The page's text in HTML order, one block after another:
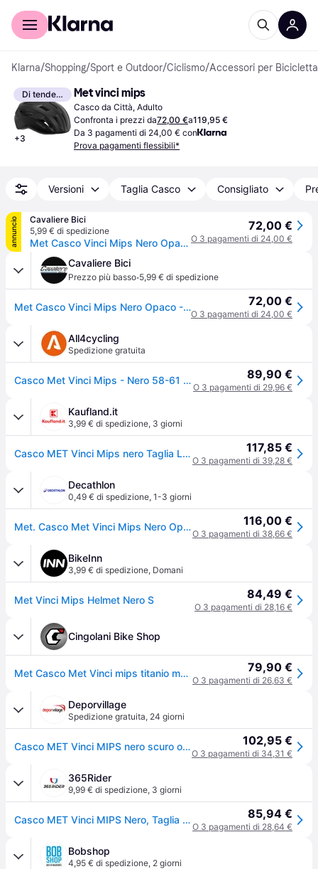
Per il tuo shopping
Klarna/Shopping/Sport e Outdoor/Ciclismo/Accessori per Bicicletta
Di tendenza
+3
Met vinci mips
Casco da Città, Adulto
Confronta i prezzi da72,00 €a119,95 €
Da 3 pagamenti di 24,00 € con
Prova pagamenti flessibili*
Versioni Taglia Casco Consigliato
annuncio
Cavaliere Bici
5,99 € di spedizione
Met Casco Vinci Mips Nero Opaco - S
72,00 €
O 3 pagamenti di 24,00 €
Cavaliere Bici
Prezzo più basso·5,99 € di spedizione
Met Casco Vinci Mips Nero Opaco - S 72,00 €
O 3 pagamenti di 24,00 €
All4cycling
Spedizione gratuita
Casco Met Vinci Mips - Nero 58-61 / Nero 89,90 €
O 3 pagamenti di 29,96 €
Kaufland.it
3,99 € di spedizione, 3 giorni
Casco MET Vinci Mips nero Taglia L (58-61 cm) 3HM122CE00LNO2 117,85 €
O 3 pagamenti di 39,28 €
Decathlon
0,49 € di spedizione, 1-3 giorni
Met. Casco Met Vinci Mips Nero Opaco Caschi Ritiro Gratis - nero - 56-58 116,00 €
O 3 pagamenti di 38,66 €
BikeInn
3,99 € di spedizione, Domani
Met Vinci Mips Helmet Nero S 84,49 €
O 3 pagamenti di 28,16 €
Cingolani Bike Shop
Met Casco Met Vinci mips titanio metallizzato L 79,90 €
O 3 pagamenti di 26,63 €
Deporvillage
Spedizione gratuita, 24 giorni
Casco MET Vinci MIPS nero scuro opaco - M - Black 102,95 €
O 3 pagamenti di 34,31 €
365Rider
9,99 € di spedizione, 3 giorni
Casco MET Vinci MIPS Nero, Taglia L (58-61 cm) 85,94 €
O 3 pagamenti di 28,64 €
Bobshop
4,95 € di spedizione, 2 giorni